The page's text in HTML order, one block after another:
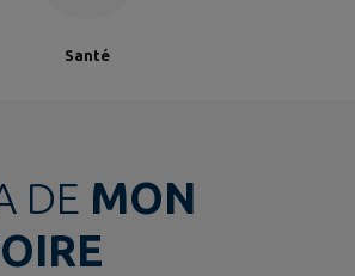
Santé
DE MON